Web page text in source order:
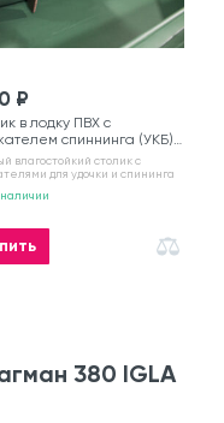
₽
в лодку ПВХ с
спиннинга (УКБ)
влагостойкий столик с
для удочки и спининга
380 IGLA